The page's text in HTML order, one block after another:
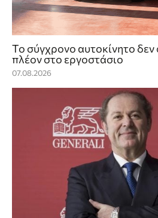
Το σύγχρονο αυτοκίνητο
πλέον στο εργοστάσιο
07.08.2026